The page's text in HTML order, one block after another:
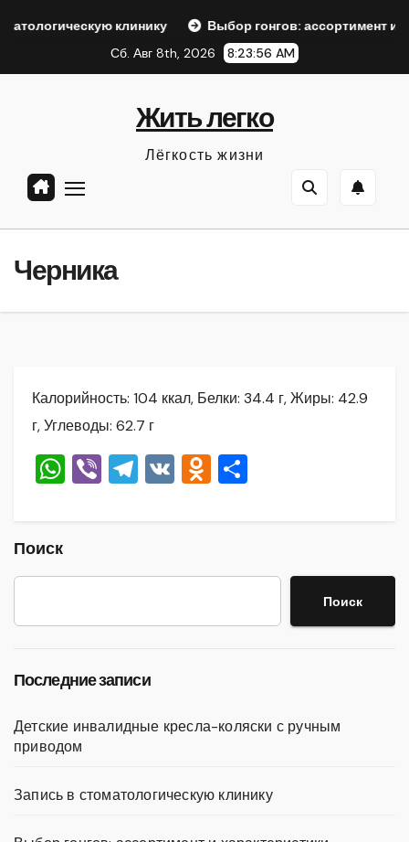
клинику
Выбор гонгов: ассортимент и
Сб. Авг 8th, 2026
8:23:57 AM
Жить легко
Лёгкость жизни
Черника
Калорийность: 104 ккал, Белки: 34.4 г, Жиры: 42.9
г, Углеводы: 62.7 г
W
A
p
Vi T
a
m
V O
kl
a
в
и
Поиск
Поиск
Последние записи
Детские инвалидные кресла-коляски с ручным
приводом
Запись в стоматологическую клинику